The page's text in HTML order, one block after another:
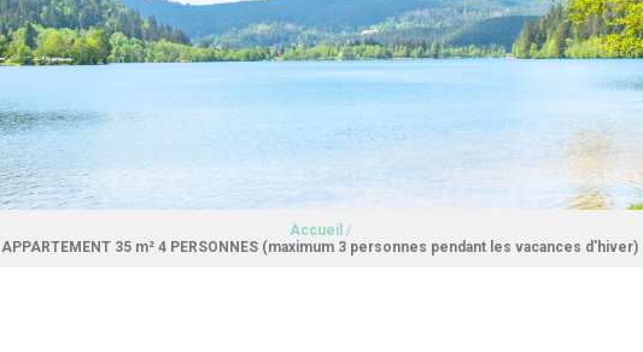
Accueil /
APPARTEMENT 35 m² 4 PERSONNES (maximum 3 personnes pendant les vacances d'hiver)